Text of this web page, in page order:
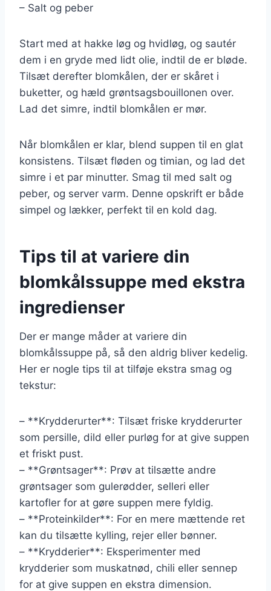
– Salt og peber
Start med at hakke løg og hvidløg, og sautér
dem i en gryde med lidt olie, indtil de er bløde.
Tilsæt derefter blomkålen, der er skåret i
buketter, og hæld grøntsagsbouillonen over.
Lad det simre, indtil blomkålen er mør.
Når blomkålen er klar, blend suppen til en glat
konsistens. Tilsæt fløden og timian, og lad det
simre i et par minutter. Smag til med salt og
peber, og server varm. Denne opskrift er både
simpel og lækker, perfekt til en kold dag.
Tips til at variere din
blomkålssuppe med ekstra
ingredienser
Der er mange måder at variere din
blomkålssuppe på, så den aldrig bliver kedelig.
Her er nogle tips til at tilføje ekstra smag og
tekstur:
– **Krydderurter**: Tilsæt friske krydderurter
som persille, dild eller purløg for at give suppen
et friskt pust.
– **Grøntsager**: Prøv at tilsætte andre
grøntsager som gulerødder, selleri eller
kartofler for at gøre suppen mere fyldig.
– **Proteinkilder**: For en mere mættende ret
kan du tilsætte kylling, rejer eller bønner.
– **Krydderier**: Eksperimenter med
krydderier som muskatnød, chili eller sennep
for at give suppen en ekstra dimension.